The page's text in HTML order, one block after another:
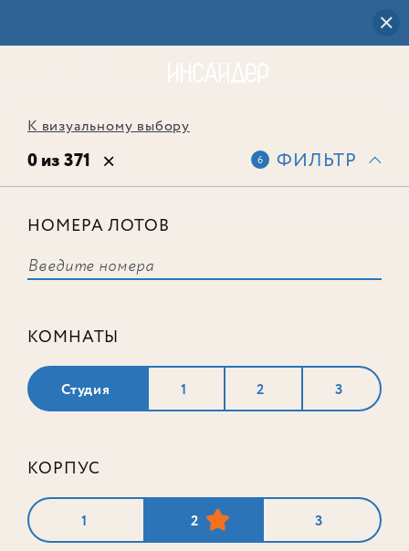
К визуальному выбору
0 из 371 6 ФИЛЬТР
НОМЕРА ЛОТОВ
КОМНАТЫ
Студия 1 2 3
КОРПУС
1 2 3
соответствует ни одного лота